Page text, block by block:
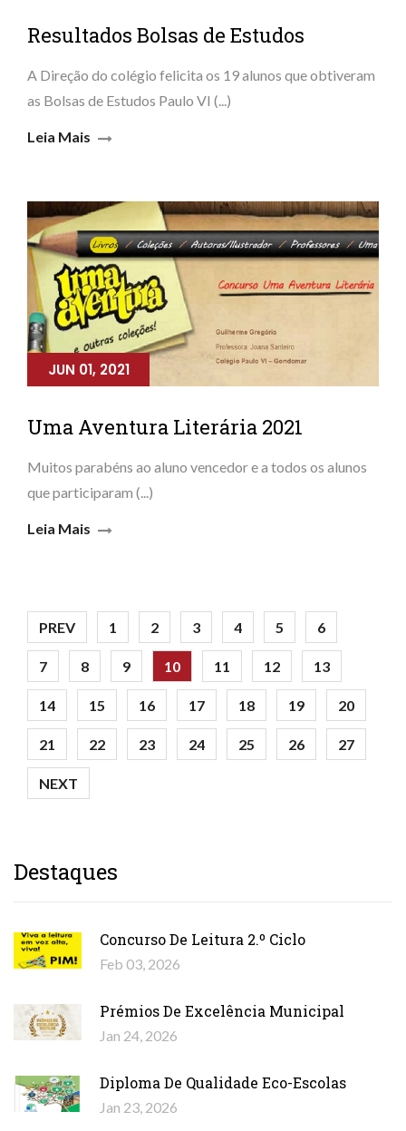
Resultados Bolsas de Estudos
A Direção do colégio felicita os 19 alunos que obtiveram
as Bolsas de Estudos Paulo VI (...)
Leia Mais
JUN 01, 2021
Uma Aventura Literária 2021
Muitos parabéns ao aluno vencedor e a todos os alunos
que participaram (...)
Leia Mais
PREV 1 2 3 4 5 6
7 8 9 10 11 12 13
14 15 16 17 18 19 20
21 22 23 24 25 26 27
NEXT
Destaques
Concurso De Leitura 2.º Ciclo
Feb 03, 2026
Prémios De Excelência Municipal
Jan 24, 2026
Diploma De Qualidade Eco-Escolas
Jan 23, 2026